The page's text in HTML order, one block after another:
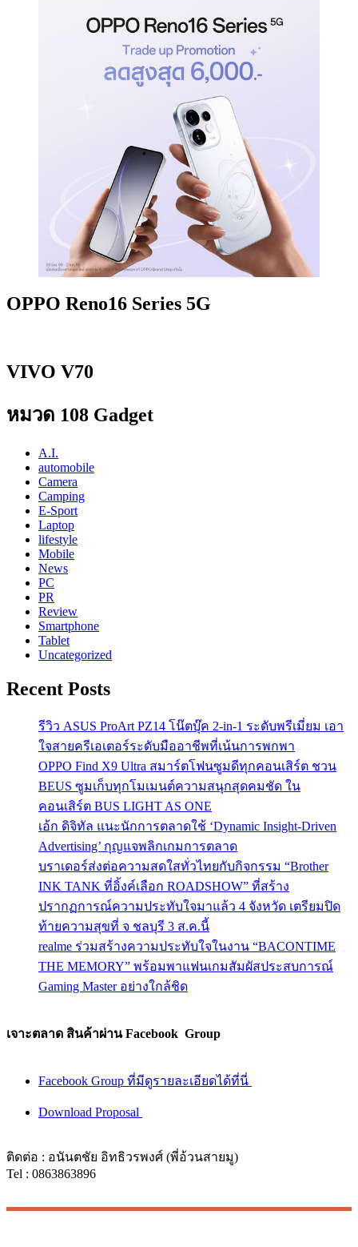
OPPO Reno16 Series 5G
VIVO V70
หมวด 108 Gadget
A.I.
automobile
Camera
Camping
E-Sport
Laptop
lifestyle
Mobile
News
PC
PR
Review
Smartphone
Tablet
Uncategorized
Recent Posts
รีวิว ASUS ProArt PZ14 โน๊ตบุ๊ค 2-in-1 ระดับพรีเมี่ยม เอา
ใจสายครีเอเตอร์ระดับมืออาชีพที่เน้นการพกพา
OPPO Find X9 Ultra สมาร์ตโฟนซูมดีทุกคอนเสิร์ต ชวน
BEUS ซูมเก็บทุกโมเมนต์ความสนุกสุดคมชัด ใน
คอนเสิร์ต BUS LIGHT AS ONE
เอ้ก ดิจิทัล แนะนักการตลาดใช้ ‘Dynamic Insight-Driven
Advertising’ กุญแจพลิกเกมการตลาด
บราเดอร์ส่งต่อความสดใสทั่วไทยกับกิจกรรม “Brother
INK TANK ที่อิ้งค์เลือก ROADSHOW” ที่สร้าง
ปรากฏการณ์ความประทับใจมาแล้ว 4 จังหวัด เตรียมปิด
ท้ายความสุขที่ จ ชลบุรี 3 ส.ค.นี้
realme ร่วมสร้างความประทับใจในงาน “BACONTIME
THE MEMORY” พร้อมพาแฟนเกมสัมผัสประสบการณ์
Gaming Master อย่างใกล้ชิด
เจาะตลาด สินค้าผ่าน Facebook Group
Facebook Group ที่มีดูรายละเอียดได้ที่นี่
Download Proposal
ติดต่อ : อนันตชัย อิทธิวรพงศ์ (พี่อ้วนสายมู)
Tel : 0863863896